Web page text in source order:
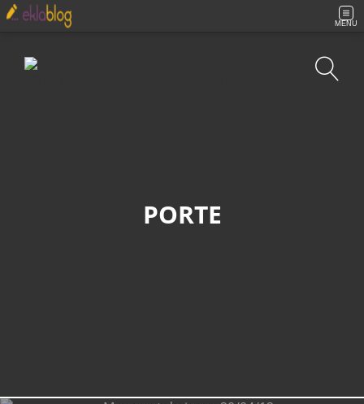
MENU
PORTE